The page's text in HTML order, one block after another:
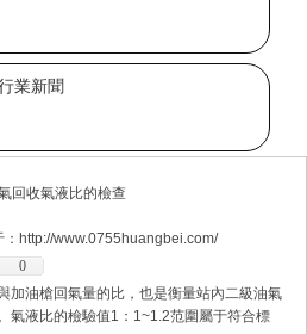
業新聞
回收氣液比的檢查
http://www.0755huangbei.com/
0
加油槍回氣量的比，也是衡量站內二級油氣
氣液比的檢驗值1：1~1.2范圍屬于符合標